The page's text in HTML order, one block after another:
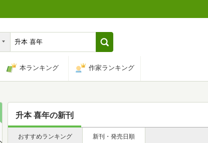
本ランキング 作家ランキング
升本 喜年の新刊
おすすめランキング 新刊・発売日順